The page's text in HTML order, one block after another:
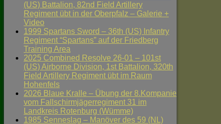
(US) Battalion, 82nd Field Artillery
Regiment übt in der Oberpfalz – Galerie +
Video
1999 Spartans Sword – 36th (US) Infantry
Regiment “Spartans” auf der Friedberg
Training Area
2025 Combined Resolve 26-01 – 101st
(US) Airborne Division, 1st Battalion, 320th
Field Artillery Regiment übt im Raum
Hohenfels
2026 Blaue Kralle – Übung der 8.Kompanie
vom Fallschirmjägerregiment 31 im
Landkreis Rotenburg (Wümme)
1985 Senneslag – Manöver des 59 (NL)